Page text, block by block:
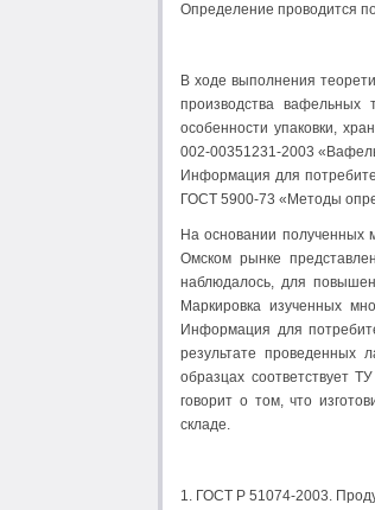
Определение проводится
В ходе выполнения
производства вафельных
особенности упаковки,
002-00351231-2003
Информация для
ГОСТ 5900-73 «Методы
На основании
Омском рынке
наблюдалось, для
Маркировка изученных
Информация для
результате проведенных
образцах соответствует
говорит о том, что
складе.
1. ГОСТ Р 51074-2003.